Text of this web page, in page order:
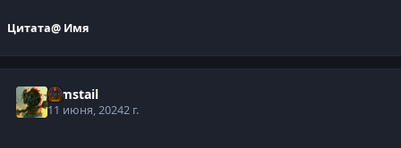
Цитата@ Имя
Gimstail
11 июня, 20242 г.